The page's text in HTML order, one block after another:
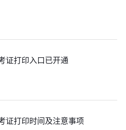
证打印入口已开通
证打印时间及注意事项